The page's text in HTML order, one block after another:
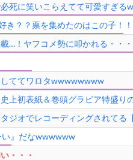
死に笑いこらえてて可愛すぎる
き？？票を集めたのはこの子！！
…！ヤフコメ勢に叩かれる・・・
ててワロタwwwwwwww
上初表紙＆巻頭グラビア特盛り
ジオでレコーディングされてる
い』だなwwwwww
・・・